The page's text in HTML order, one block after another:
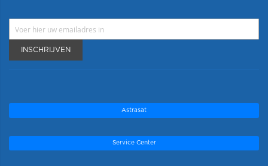
INSCHRIJVEN
Astrasat
Service Center